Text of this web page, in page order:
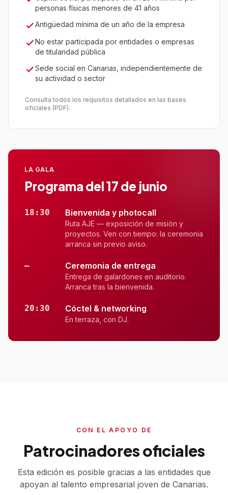
personas físicas menores de 41 años
Antigüedad mínima de un año de la empresa
No estar participada por entidades o empresas
de titularidad pública
Sede social en Canarias, independientemente de
su actividad o sector
Consulta todos los requisitos detallados en las bases
oficiales (PDF).
LA GALA
Programa del 17 de junio
18:30 Bienvenida y photocall
Ruta AJE — exposición de misión y
proyectos. Ven con tiempo: la ceremonia
arranca sin previo aviso.
— Ceremonia de entrega
Entrega de galardones en auditorio.
Arranca tras la bienvenida.
20:30 Cóctel & networking
En terraza, con DJ.
CON EL APOYO DE
Patrocinadores oficiales
Esta edición es posible gracias a las entidades que
apoyan al talento empresarial joven de Canarias.